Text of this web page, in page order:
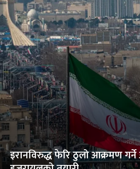
इरानविरुद्ध फेरि ठुलो आक्रमण